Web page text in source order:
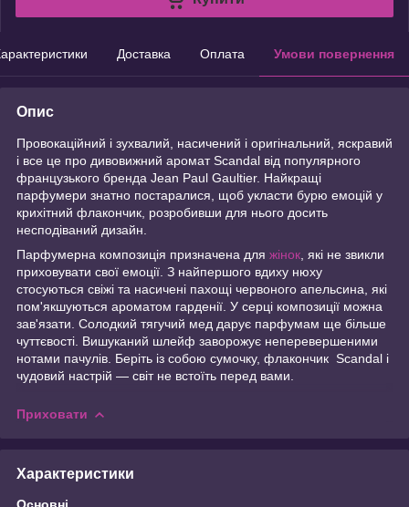
Доставка Оплата Умови повернення
Опис
Провокаційний і зухвалий, насичений і оригінальний, яскравий
і все це про дивовижний аромат Scandal від популярного
французького бренда Jean Paul Gaultier. Найкращі
парфумери знатно постаралися, щоб укласти бурю емоцій у
крихітний флакончик, розробивши для нього досить
несподіваний дизайн.
Парфумерна композиція призначена для жінок , які не звикли
приховувати свої емоції. З найпершого вдиху нюху
стосуються свіжі та насичені пахощі червоного апельсина, які
пом'якшуються ароматом гарденії. У серці композиції можна
зав'язати. Солодкий тягучий мед дарує парфумам ще більше
чуттєвості. Вишуканий шлейф заворожує неперевершеними
нотами пачулів. Беріть із собою сумочку, флакончик Scandal і
чудовий настрій — світ не встоїть перед вами.
Приховати
Характеристики
Основні